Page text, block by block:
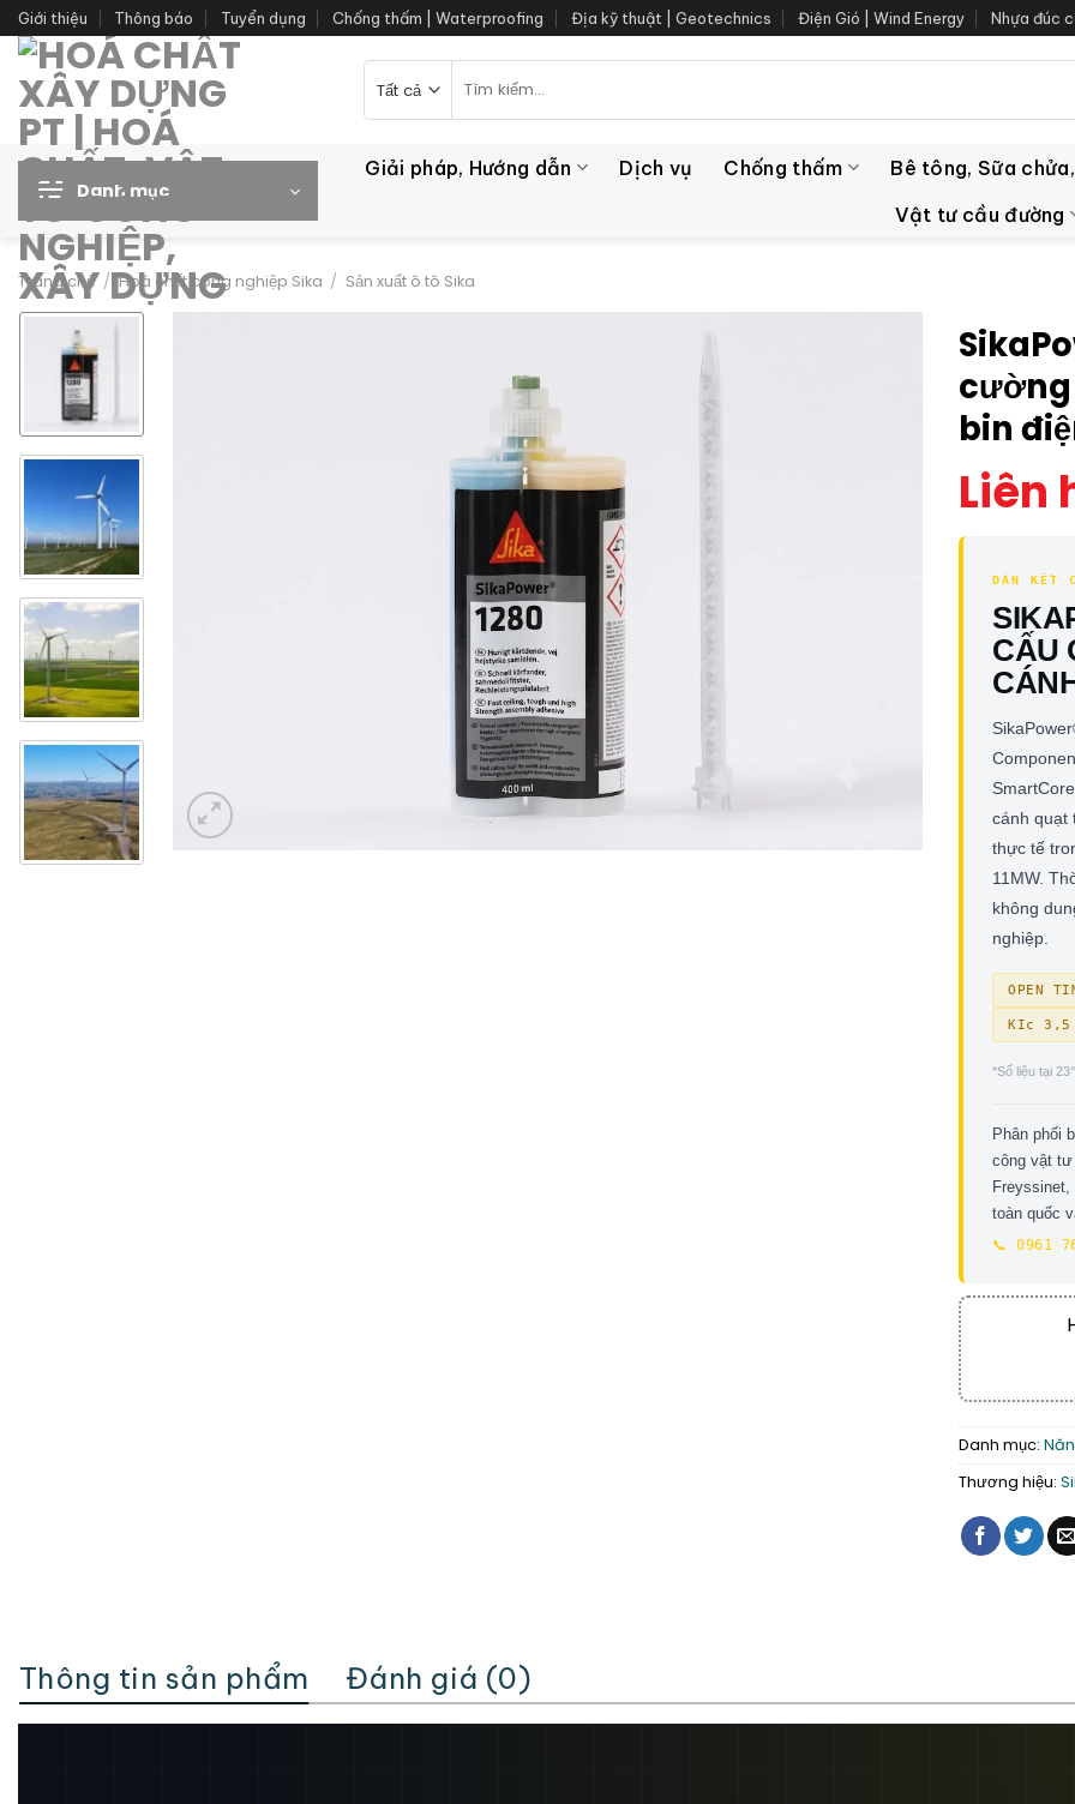
Bỏ
qua
nội
dung
Giới thiệu Thông báo Tuyển dụng Chống thấm | Waterproofing Địa kỹ thuật | Geotechnics Điện Gió | Wind Energy Nhựa đúc
kiếm:
Danh mục
Giải pháp, Hướng dẫn Dịch vụ Chống thấm
Bê tông, Sữa
Vật tư cầu đường
Trang chủ / Hoá chất công nghiệp Sika / Sản xuất ô tô Sika
bin
Liên
DÁN KẾT
CẤU
cánh quạt
thực tế
11MW.
không
nghiệp.
OPEN
KIc 3,5
*Số liệu tại
Phân phối
công vật
toàn quốc
📞 0961
Danh mục:
Thương hiệu:
Thông tin sản phẩm Đánh giá (0)